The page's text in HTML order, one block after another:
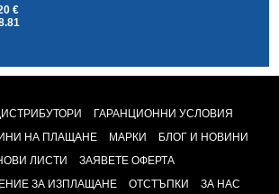
€
ГАРАНЦИОННИ УСЛОВИЯ
НА ПЛАЩАНЕ МАРКИ
БЛОГ И НОВИНИ
ЛИСТИ
ЗАЯВЕТЕ ОФЕРТА
ЗА ИЗПЛАЩАНЕ
ОТСТЪПКИ
ЗА НАС